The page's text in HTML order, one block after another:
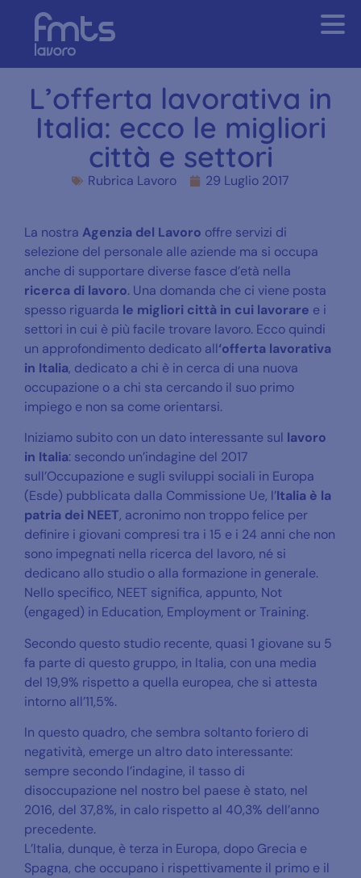
L’offerta lavorativa in
Italia: ecco le migliori
città e settori
Rubrica Lavoro 29 Luglio 2017
La nostra Agenzia del Lavoro offre servizi di
selezione del personale alle aziende ma si occupa
anche di supportare diverse fasce d’età nella
ricerca di lavoro. Una domanda che ci viene posta
spesso riguarda le migliori città in cui lavorare e i
settori in cui è più facile trovare lavoro. Ecco quindi
un approfondimento dedicato all‘offerta lavorativa
in Italia, dedicato a chi è in cerca di una nuova
occupazione o a chi sta cercando il suo primo
impiego e non sa come orientarsi.
Iniziamo subito con un dato interessante sul lavoro
in Italia: secondo un’indagine del 2017
sull’Occupazione e sugli sviluppi sociali in Europa
(Esde) pubblicata dalla Commissione Ue, l’Italia è la
patria dei NEET, acronimo non troppo felice per
definire i giovani compresi tra i 15 e i 24 anni che non
sono impegnati nella ricerca del lavoro, né si
dedicano allo studio o alla formazione in generale.
Nello specifico, NEET significa, appunto, Not
(engaged) in Education, Employment or Training.
Secondo questo studio recente, quasi 1 giovane su 5
fa parte di questo gruppo, in Italia, con una media
del 19,9% rispetto a quella europea, che si attesta
intorno all’11,5%.
In questo quadro, che sembra soltanto foriero di
negatività, emerge un altro dato interessante:
sempre secondo l’indagine, il tasso di
disoccupazione nel nostro bel paese è stato, nel
2016, del 37,8%, in calo rispetto al 40,3% dell’anno
precedente.
L’Italia, dunque, è terza in Europa, dopo Grecia e
Spagna, che occupano i rispettivamente il primo e il